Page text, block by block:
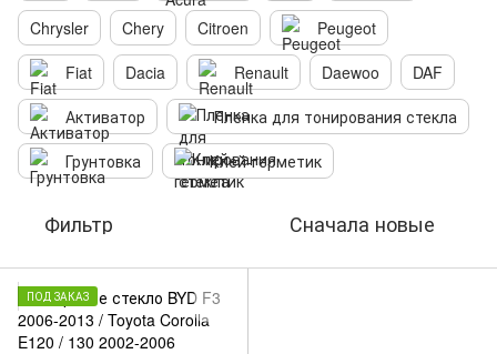
Chrysler
Chery Citroen
Peugeot
Fiat
Dacia Renault Daewoo
DAF
Активатор
Пленка для тонирования стекла
Грунтовка
Клей-герметик
Фильтр Сначала новые
ПОД ЗАКАЗ